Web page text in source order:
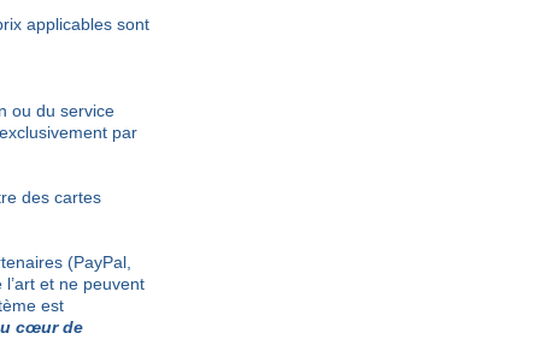
applicables sont
ou du service
par
des cartes
(PayPal,
et ne peuvent
est
cœur de